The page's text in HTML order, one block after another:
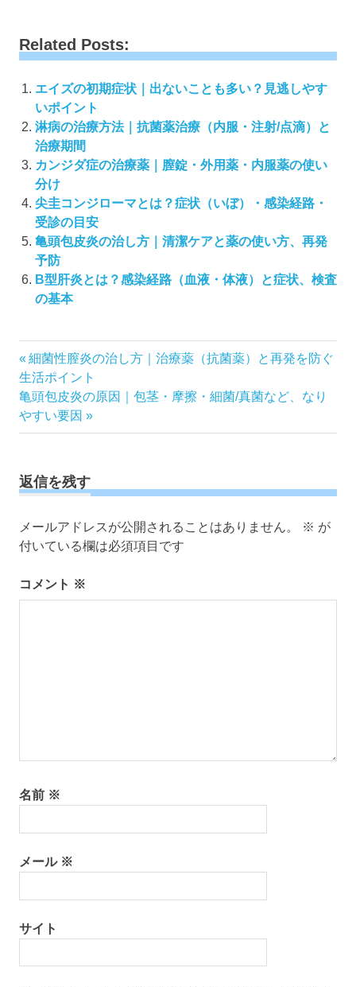
Related Posts:
エイズの初期症状｜出ないことも多い？見逃しやす
いポイント
淋病の治療方法｜抗菌薬治療（内服・注射/点滴）と
治療期間
カンジダ症の治療薬｜膣錠・外用薬・内服薬の使い
分け
尖圭コンジローマとは？症状（いぼ）・感染経路・
受診の目安
亀頭包皮炎の治し方｜清潔ケアと薬の使い方、再発
予防
B型肝炎とは？感染経路（血液・体液）と症状、検査
の基本
投
稿
ナ
ビ
シ
ン
前
の
記
事:
細菌性膣炎の治し方｜治療薬（抗菌薬）と再発を防ぐ
生活ポイント
次
の
記
亀頭包皮炎の原因｜包茎・摩擦・細菌/真菌など、なり
やすい要因
返信を残す
メールアドレスが公開されることはありません。 ※ が
付いている欄は必須項目です
コメント ※
名前 ※
メール ※
サイト